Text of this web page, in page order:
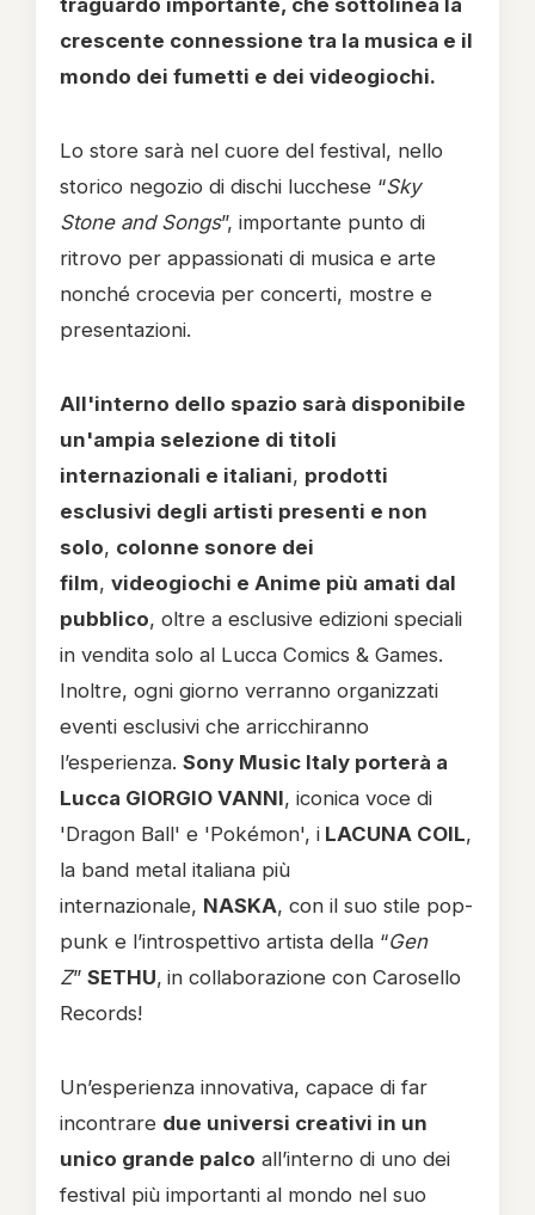
traguardo importante, che sottolinea la
crescente connessione tra la musica e il
mondo dei fumetti e dei videogiochi.
Lo store sarà nel cuore del festival, nello
storico negozio di dischi lucchese “Sky
Stone and Songs”, importante punto di
ritrovo per appassionati di musica e arte
nonché crocevia per concerti, mostre e
presentazioni.
All'interno dello spazio sarà disponibile
un'ampia selezione di titoli
internazionali e italiani, prodotti
esclusivi degli artisti presenti e non
solo, colonne sonore dei
film, videogiochi e Anime più amati dal
pubblico, oltre a esclusive edizioni speciali
in vendita solo al Lucca Comics & Games.
Inoltre, ogni giorno verranno organizzati
eventi esclusivi che arricchiranno
l’esperienza. Sony Music Italy porterà a
Lucca GIORGIO VANNI, iconica voce di
'Dragon Ball' e 'Pokémon', i LACUNA COIL,
la band metal italiana più
internazionale, NASKA, con il suo stile pop-
punk e l’introspettivo artista della “Gen
Z” SETHU, in collaborazione con Carosello
Records!
Un’esperienza innovativa, capace di far
incontrare due universi creativi in un
unico grande palco all’interno di uno dei
festival più importanti al mondo nel suo